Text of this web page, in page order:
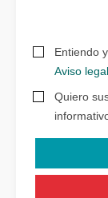
Entiendo
Aviso legal
Quiero